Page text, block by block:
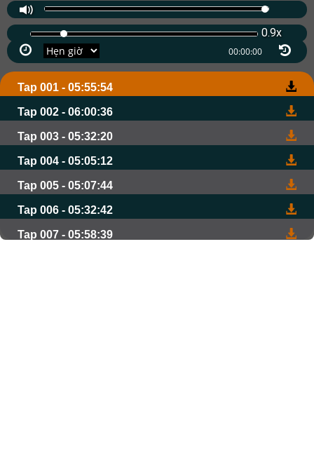
0.9x
Tap 001 - 05:55:54
Tap 002 - 06:00:36
Tap 003 - 05:32:20
Tap 004 - 05:05:12
Tap 005 - 05:07:44
Tap 006 - 05:32:42
Tap 007 - 05:58:39